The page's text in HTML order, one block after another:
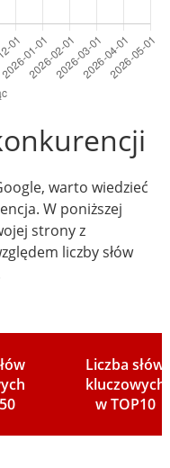
warto wiedzieć
W poniższej
strony z
liczby słów
Liczba słów
kluczowych
w TOP10